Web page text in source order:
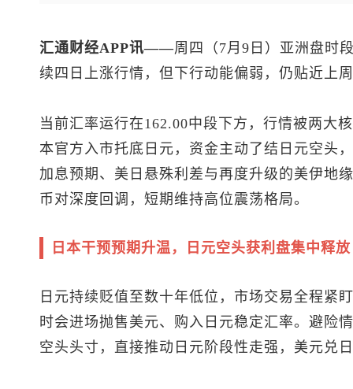
汇通财经APP讯——周四（7月9日）亚洲盘时
续四日上涨行情，但下行动能偏弱，仍贴近上
当前汇率运行在162.00中段下方，行情被两大
本官方入市托底日元，资金主动了结日元空头
加息预期、美日悬殊利差与再度升级的美伊地
币对深度回调，短期维持高位震荡格局。
日本干预预期升温，日元空头获利盘集中释放
日元持续贬值至数十年低位，市场交易全程紧
时会进场抛售美元、购入日元稳定汇率。避险
空头头寸，直接推动日元阶段性走强， 美元兑